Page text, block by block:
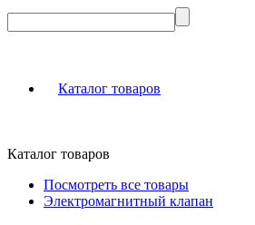
Каталог товаров
Каталог товаров
Посмотреть все товары
Электромагнитный клапан